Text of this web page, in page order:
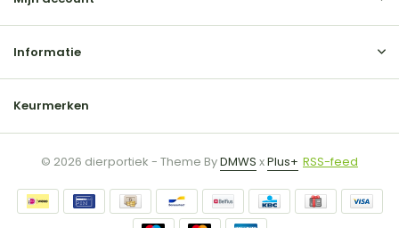
Informatie
Keurmerken
© 2026 dierportiek - Theme ByDMWS xPlus+ RSS-feed